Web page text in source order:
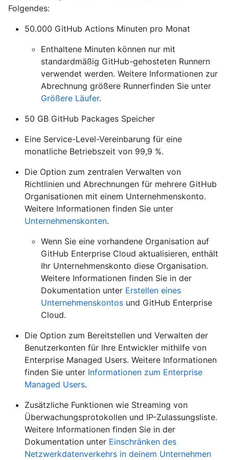
Folgendes:
50.000 GitHub Actions Minuten pro Monat
Enthaltene Minuten können nur mit
standardmäßig GitHub-gehosteten Runnern
verwendet werden. Weitere Informationen zur
Abrechnung größere Runnerfinden Sie unter
Größere Läufer.
50 GB GitHub Packages Speicher
Eine Service-Level-Vereinbarung für eine
monatliche Betriebszeit von 99,9 %.
Die Option zum zentralen Verwalten von
Richtlinien und Abrechnungen für mehrere GitHub
Organisationen mit einem Unternehmenskonto.
Weitere Informationen finden Sie unter
Unternehmenskonten.
Wenn Sie eine vorhandene Organisation auf
GitHub Enterprise Cloud aktualisieren, enthält
Ihr Unternehmenskonto diese Organisation.
Weitere Informationen finden Sie in der
Dokumentation unter Erstellen eines
Unternehmenskontos und GitHub Enterprise
Cloud.
Die Option zum Bereitstellen und Verwalten der
Benutzerkonten für Ihre Entwickler mithilfe von
Enterprise Managed Users. Weitere Informationen
finden Sie unter Informationen zum Enterprise
Managed Users.
Zusätzliche Funktionen wie Streaming von
Überwachungsprotokollen und IP-Zulassungsliste.
Weitere Informationen finden Sie in der
Dokumentation unter Einschränken des
Netzwerkdatenverkehrs in deinem Unternehmen